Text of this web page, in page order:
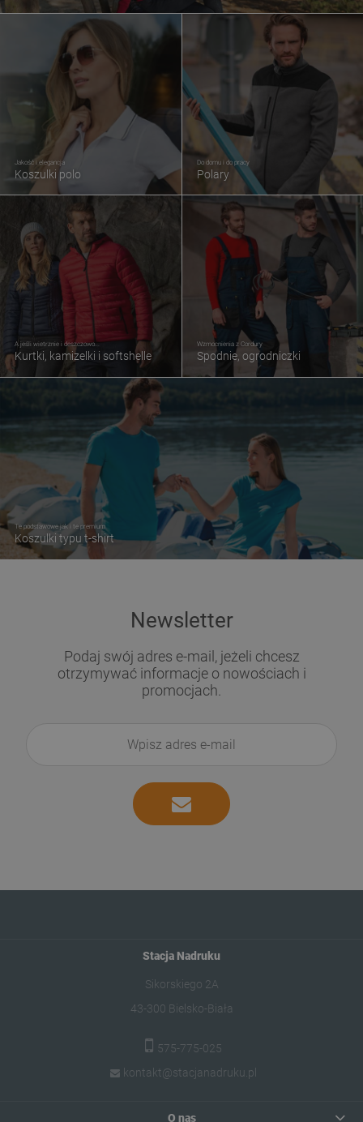
Jakość i elegancja
Koszulki polo
Do domu i do pracy
Polary
Te podstawowe jak i te premium
Koszulki typu t-shirt
A jeśli wietrznie i deszczowo...
Kurtki, kamizelki i softshelle
Wzmocnienia z Cordury
Spodnie, ogrodniczki
Newsletter
Podaj swój adres e-mail, jeżeli chcesz
otrzymywać informacje o nowościach i
promocjach.
Stacja Nadruku
Sikorskiego 2A
43-300 Bielsko-Biała
575-775-025
kontakt@stacjanadruku.pl
O nas